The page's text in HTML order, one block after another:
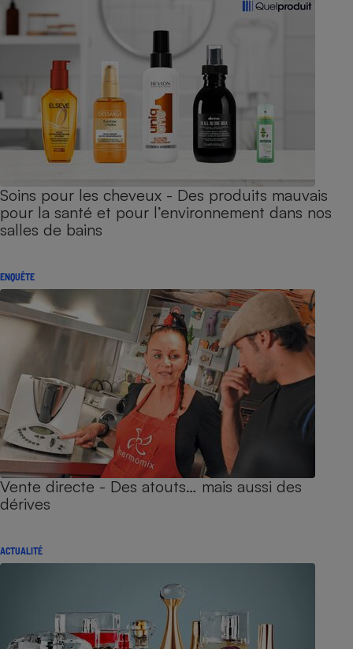
Soins pour les cheveux - Des produits mauvais
pour la santé et pour l’environnement dans nos
salles de bains
ENQUÊTE
Vente directe - Des atouts… mais aussi des
dérives
ACTUALITÉ